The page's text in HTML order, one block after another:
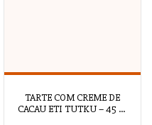
TARTE COM CREME DE
CACAU ETI TUTKU – 45 gr